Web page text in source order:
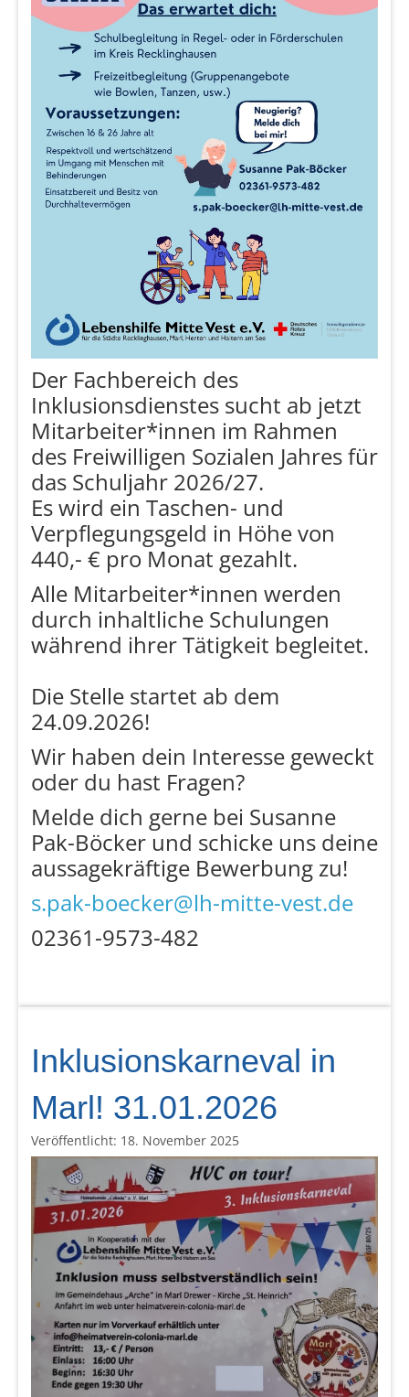
Der Fachbereich des
Inklusionsdienstes sucht ab jetzt
Mitarbeiter*innen im Rahmen
des Freiwilligen Sozialen Jahres für
das Schuljahr 2026/27.
Es wird ein Taschen- und
Verpflegungsgeld in Höhe von
440,- € pro Monat gezahlt.
Alle Mitarbeiter*innen werden
durch inhaltliche Schulungen
während ihrer Tätigkeit begleitet.
Die Stelle startet ab dem
24.09.2026!
Wir haben dein Interesse geweckt
oder du hast Fragen?
Melde dich gerne bei Susanne
Pak-Böcker und schicke uns deine
aussagekräftige Bewerbung zu!
s.pak-boecker@lh-mitte-vest.de
02361-9573-482
Inklusionskarneval in
Marl! 31.01.2026
Veröffentlicht: 18. November 2025